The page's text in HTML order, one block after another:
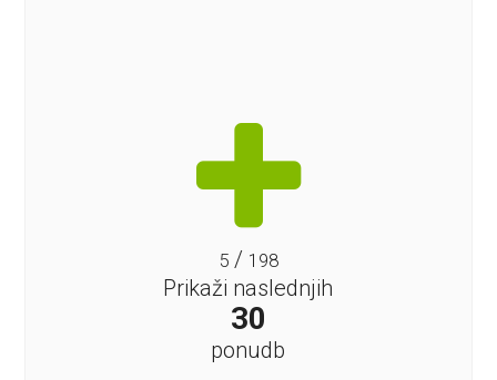
5/ 198
Prikaži naslednjih
30
ponudb